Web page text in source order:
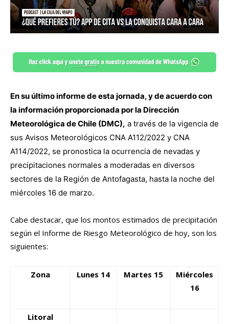
En su último informe de esta jornada, y de acuerdo con
la información proporcionada por la Dirección
Meteorológica de Chile (DMC), a través de la vigencia de
sus Avisos Meteorológicos CNA A112/2022 y CNA
A114/2022, se pronostica la ocurrencia de nevadas y
precipitaciones normales a moderadas en diversos
sectores de la Región de Antofagasta, hasta la noche del
miércoles 16 de marzo.
Cabe destacar, que los montos estimados de precipitación
según el Informe de Riesgo Meteorológico de hoy, son los
siguientes:
Zona Lunes 14 Martes 15
Miércoles
16
Litoral